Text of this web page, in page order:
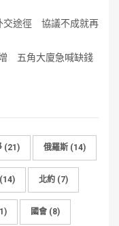
交途徑 協議不成就再
五角大廈急喊缺錢
(21) 俄羅斯 (14)
(14) 北約 (7)
國會 (8)